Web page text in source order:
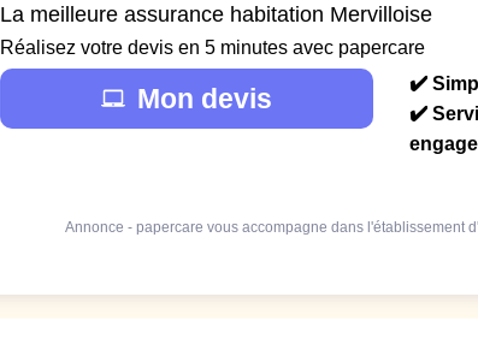
La meilleure assurance habitation Mervilloise
Réalisez votre devis en 5 minutes avec papercare
Mon devis
✔️
✔️
Annonce - papercare vous accompagne dans l'établissement